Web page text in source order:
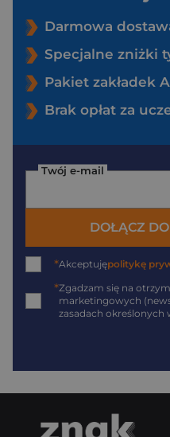
Darmowa
Specjalne zniżki
Pakiet zakładek
Brak opłat za
Twój e-mail
DOŁĄCZ
*Akceptujępolitykę
*Zgadzam się na
marketingowych
zasadach określonych